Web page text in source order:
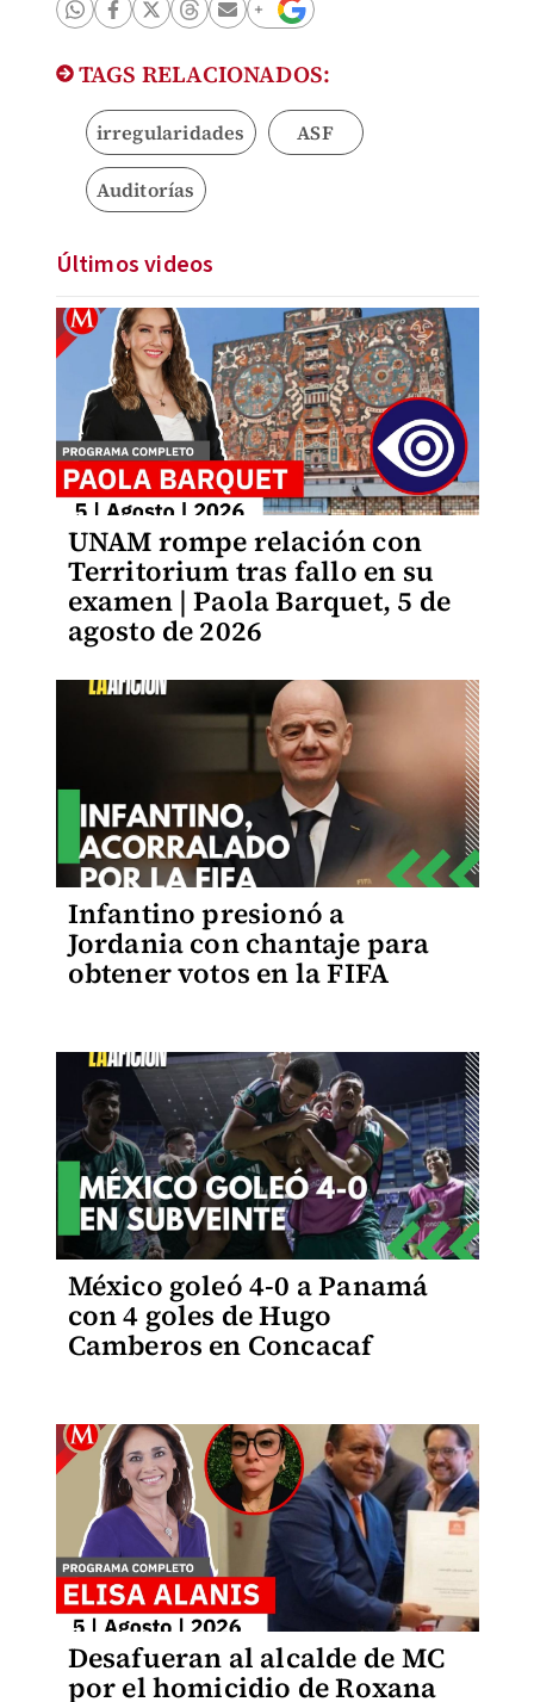
TAGS RELACIONADOS:
irregularidades ASF
Auditorías
Últimos videos
UNAM rompe relación con
Territorium tras fallo en su
examen | Paola Barquet, 5 de
agosto de 2026
Infantino presionó a
Jordania con chantaje para
obtener votos en la FIFA
México goleó 4-0 a Panamá
con 4 goles de Hugo
Camberos en Concacaf
Desafueran al alcalde de MC
por el homicidio de Roxana